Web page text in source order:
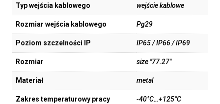
Typ wejścia kablowego wejście kablowe
Rozmiar wejścia kablowego Pg29
Poziom szczelności IP IP65 / IP66 / IP69
Rozmiar size "77.27"
Materiał metal
Zakres temperaturowy pracy -40°C…+125°C